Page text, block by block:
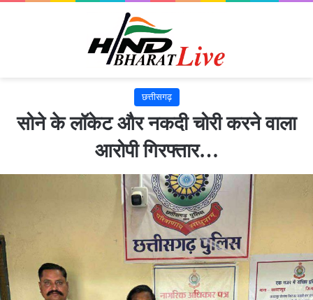
छत्तीसगढ़
सोने के लॉकेट और नकदी चोरी करने वाला
आरोपी गिरफ्तार…